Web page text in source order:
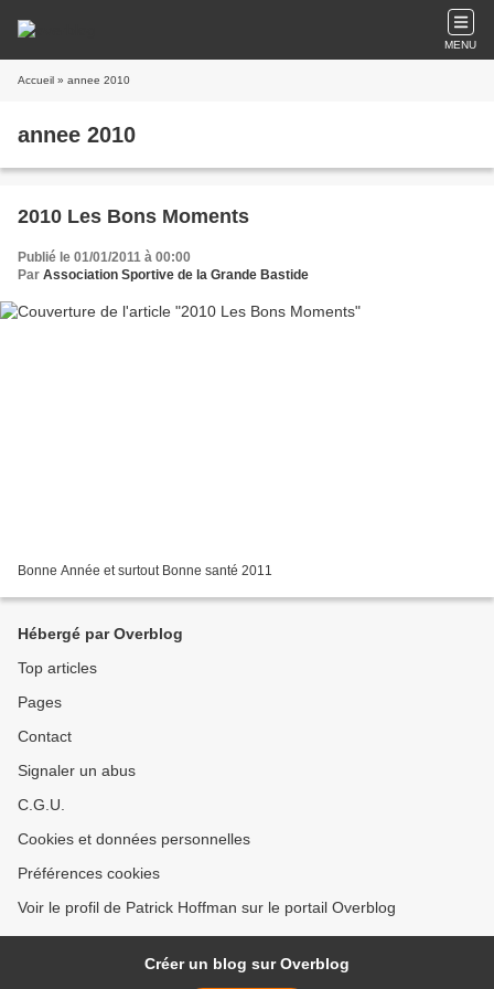
MENU
Accueil » annee 2010
annee 2010
2010 Les Bons Moments
Publié le 01/01/2011 à 00:00
Par Association Sportive de la Grande Bastide
Bonne Année et surtout Bonne santé 2011
Hébergé par Overblog
Top articles
Pages
Contact
Signaler un abus
C.G.U.
Cookies et données personnelles
Préférences cookies
Voir le profil de Patrick Hoffman sur le portail Overblog
Créer un blog sur Overblog